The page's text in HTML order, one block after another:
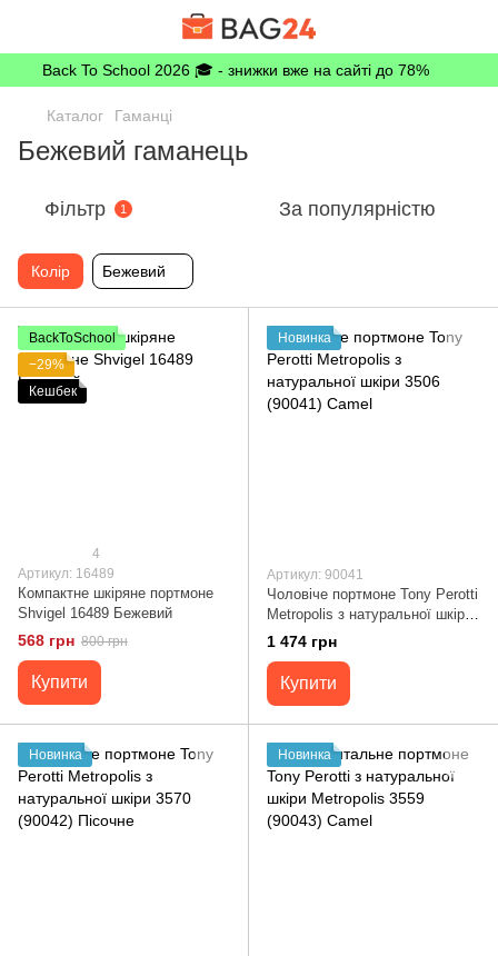
Back To School 2026 🎓 - знижки вже на сайті до 78%
Каталог Гаманці
Бежевий гаманець
Фільтр 1 За популярністю
Колір Бежевий
BackToSchool
−29%
Кешбек
4
Артикул: 16489
Компактне шкіряне портмоне
Shvigel 16489 Бежевий
568 грн 800 грн
Купити
Новинка
Артикул: 90041
Чоловіче портмоне Tony Perotti
Metropolis з натуральної шкіри
3506 (90041) Camel
1 474 грн
Купити
Новинка Новинка